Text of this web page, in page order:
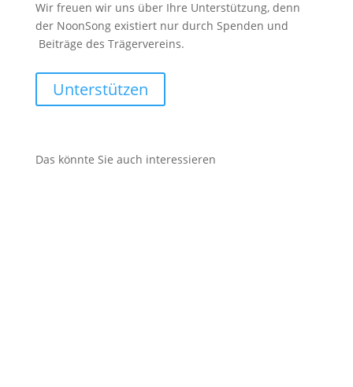
Wir freuen wir uns über Ihre Unterstützung, denn
der NoonSong existiert nur durch Spenden und
Beiträge des Trägervereins.
Unterstützen
Das könnte Sie auch interessieren